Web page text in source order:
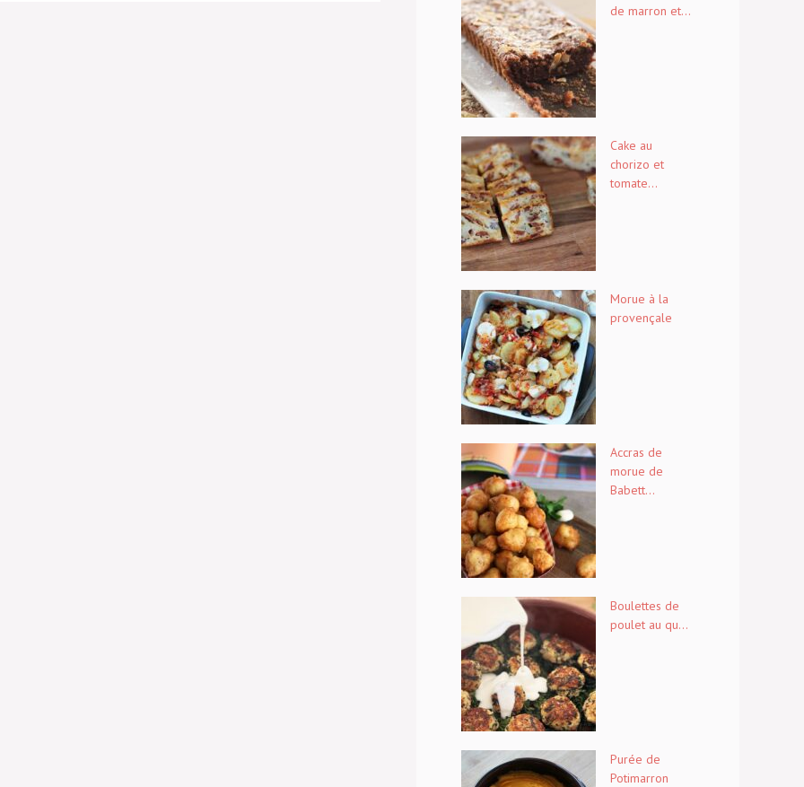
de marron et...
Cake au
chorizo et
tomate...
Morue à la
provençale
Accras de
morue de
Babett...
Boulettes de
poulet au qu...
Purée de
Potimarron